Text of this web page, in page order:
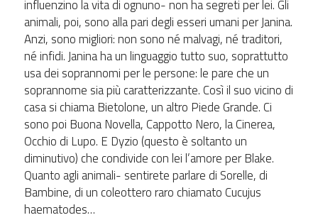
influenzino la vita di ognuno- non ha segreti per lei. Gli
animali, poi, sono alla pari degli esseri umani per Janina.
Anzi, sono migliori: non sono né malvagi, né traditori,
né infidi. Janina ha un linguaggio tutto suo, soprattutto
usa dei soprannomi per le persone: le pare che un
soprannome sia più caratterizzante. Così il suo vicino di
casa si chiama Bietolone, un altro Piede Grande. Ci
sono poi Buona Novella, Cappotto Nero, la Cinerea,
Occhio di Lupo. E Dyzio (questo è soltanto un
diminutivo) che condivide con lei l’amore per Blake.
Quanto agli animali- sentirete parlare di Sorelle, di
Bambine, di un coleottero raro chiamato Cucujus
haematodes…